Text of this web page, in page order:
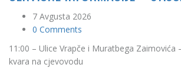
7 Avgusta 2026
0 Comments
11:00 – Ulice Vrapče i Muratbega Zaimovića
kvara na cjevovodu